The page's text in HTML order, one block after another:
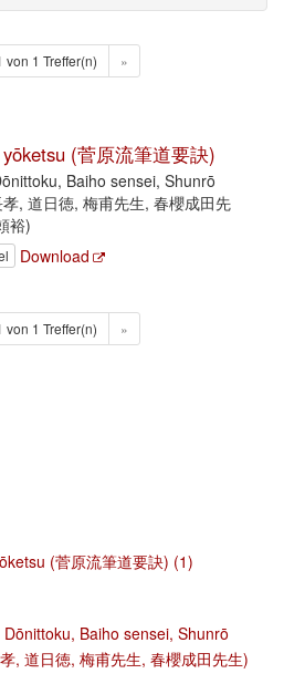
von 1 Treffer(n) »
(菅原流筆道要訣)
Baiho sensei, Shunrō
, 道日徳, 梅甫先生, 春櫻成田先
裕)
Download
von 1 Treffer(n) »
(菅原流筆道要訣) (1)
Baiho sensei, Shunrō
, 道日徳, 梅甫先生, 春櫻成田先生)